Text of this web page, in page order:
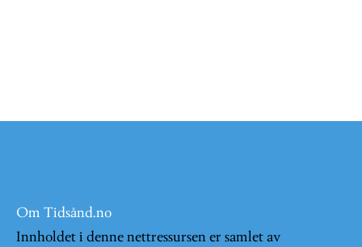
Om Tidsånd.no
Innholdet i denne nettressursen er samlet av